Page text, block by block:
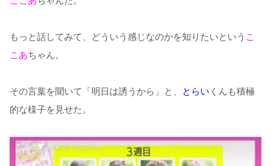
もっと話してみて、どういう感じなのかを知りたいという こ
こあちゃん。
その言葉を聞いて「明日は誘うから」と、 とらい くんも積極
的な様子を見せた。